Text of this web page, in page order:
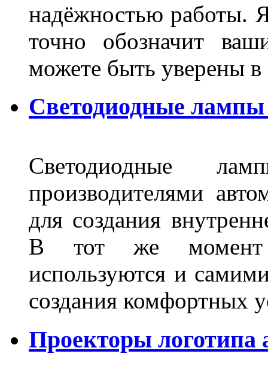
надёжностью работы.
точно обозначит
можете быть уверены
Светодиодные
Светодиодные
производителями
для создания
В тот же момент
используются и
создания комфортных
Проекторы логотипа